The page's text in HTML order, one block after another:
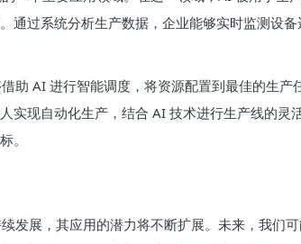
通过系统分析生产数据，企业能够实时监测设
助 AI 进行智能调度，将资源配置到最佳的生产
实现自动化生产，结合 AI 技术进行生产线的灵
。
发展，其应用的潜力将不断扩展。未来，我们